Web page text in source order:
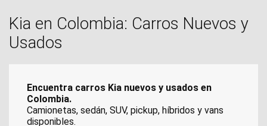
Kia en Colombia: Carros Nuevos y
Usados
Encuentra carros Kia nuevos y usados en
Colombia.
Camionetas, sedán, SUV, pickup, híbridos y vans
disponibles.